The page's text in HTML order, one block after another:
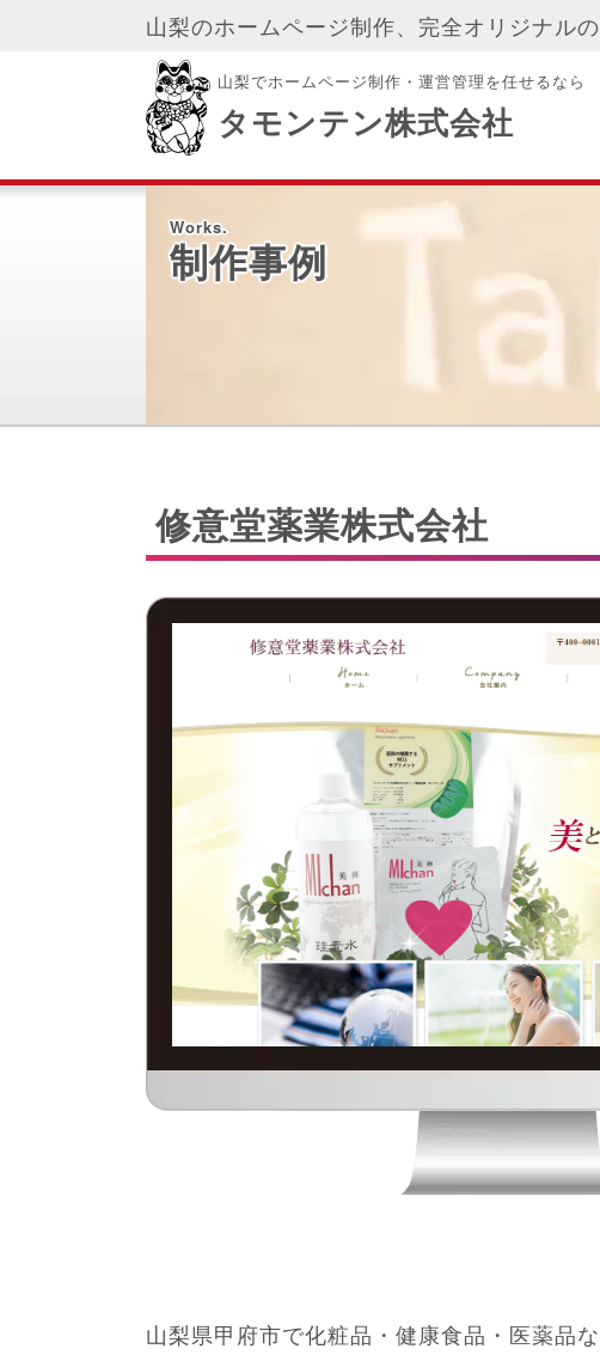
山梨のホームページ制作、完全オリジナル
山梨でホームページ制作・運営管理を任せるなら
タモンテン株式会社
Works.
制作事例
修意堂薬業株式会社
山梨県甲府市で化粧品・健康食品・医薬品